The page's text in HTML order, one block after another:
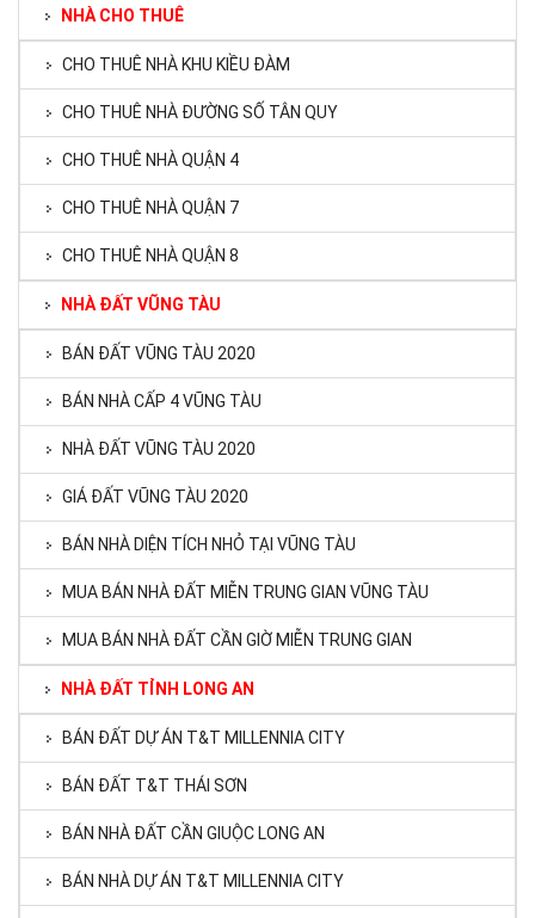
NHÀ CHO THUÊ
CHO THUÊ NHÀ KHU KIỀU ĐÀM
CHO THUÊ NHÀ ĐƯỜNG SỐ TÂN QUY
CHO THUÊ NHÀ QUẬN 4
CHO THUÊ NHÀ QUẬN 7
CHO THUÊ NHÀ QUẬN 8
NHÀ ĐẤT VŨNG TÀU
BÁN ĐẤT VŨNG TÀU 2020
BÁN NHÀ CẤP 4 VŨNG TÀU
NHÀ ĐẤT VŨNG TÀU 2020
GIÁ ĐẤT VŨNG TÀU 2020
BÁN NHÀ DIỆN TÍCH NHỎ TẠI VŨNG TÀU
MUA BÁN NHÀ ĐẤT MIỄN TRUNG GIAN VŨNG TÀU
MUA BÁN NHÀ ĐẤT CẦN GIỜ MIỄN TRUNG GIAN
NHÀ ĐẤT TỈNH LONG AN
BÁN ĐẤT DỰ ÁN T&T MILLENNIA CITY
BÁN ĐẤT T&T THÁI SƠN
BÁN NHÀ ĐẤT CẦN GIUỘC LONG AN
BÁN NHÀ DỰ ÁN T&T MILLENNIA CITY